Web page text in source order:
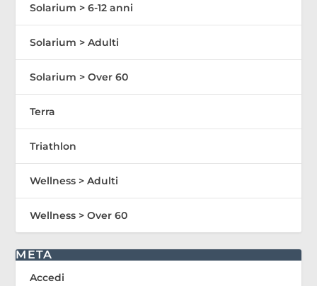
Solarium > 6-12 anni
Solarium > Adulti
Solarium > Over 60
Terra
Triathlon
Wellness > Adulti
Wellness > Over 60
META
Accedi